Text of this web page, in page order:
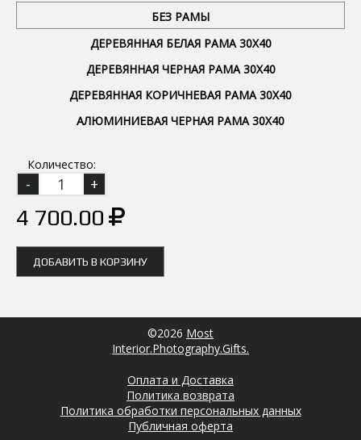
БЕЗ РАМЫ
ДЕРЕВЯННАЯ БЕЛАЯ РАМА 30Х40
ДЕРЕВЯННАЯ ЧЕРНАЯ РАМА 30Х40
ДЕРЕВЯННАЯ КОРИЧНЕВАЯ РАМА 30Х40
АЛЮМИНИЕВАЯ ЧЕРНАЯ РАМА 30Х40
Количество:
4 700.00
ДОБАВИТЬ В КОРЗИНУ
©2026 Most
Interior.Photography.Gifts.
Оплата и Доставка
Политика возврата
Политика обработки персональных данных
Публичная оферта